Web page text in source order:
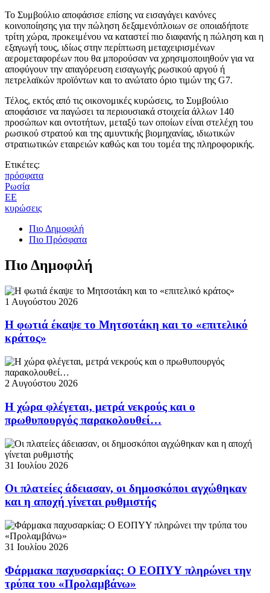
Το Συμβούλιο αποφάσισε επίσης να εισαγάγει κανόνες
κοινοποίησης για την πώληση δεξαμενόπλοιων σε οποιαδήποτε
τρίτη χώρα, προκειμένου να καταστεί πιο διαφανής η πώληση και η
εξαγωγή τους, ιδίως στην περίπτωση μεταχειρισμένων
αερομεταφορέων που θα μπορούσαν να χρησιμοποιηθούν για να
αποφύγουν την απαγόρευση εισαγωγής ρωσικού αργού ή
πετρελαϊκών προϊόντων και το ανώτατο όριο τιμών της G7.
Τέλος, εκτός από τις οικονομικές κυρώσεις, το Συμβούλιο
αποφάσισε να παγώσει τα περιουσιακά στοιχεία άλλων 140
προσώπων και οντοτήτων, μεταξύ των οποίων είναι στελέχη του
ρωσικού στρατού και της αμυντικής βιομηχανίας, ιδιωτικών
στρατιωτικών εταιρειών καθώς και του τομέα της πληροφορικής.
Ετικέτες:
πρόσφατα
Ρωσία
ΕΕ
κυρώσεις
Πιο Δημοφιλή
Πιο Πρόσφατα
Πιο Δημοφιλή
1 Αυγούστου 2026
Η φωτιά έκαψε το Μητσοτάκη και το «επιτελικό
κράτος»
2 Αυγούστου 2026
Η χώρα φλέγεται, μετρά νεκρούς και ο
πρωθυπουργός παρακολουθεί…
31 Ιουλίου 2026
Οι πλατείες άδειασαν, οι δημοσκόποι αγχώθηκαν
και η αποχή γίνεται ρυθμιστής
31 Ιουλίου 2026
Φάρμακα παχυσαρκίας: Ο ΕΟΠΥΥ πληρώνει την
τρύπα του «Προλαμβάνω»